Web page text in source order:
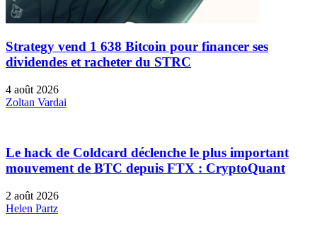
Strategy vend 1 638 Bitcoin pour financer ses
dividendes et racheter du STRC
4 août 2026
Zoltan Vardai
Le hack de Coldcard déclenche le plus important
mouvement de BTC depuis FTX : CryptoQuant
2 août 2026
Helen Partz